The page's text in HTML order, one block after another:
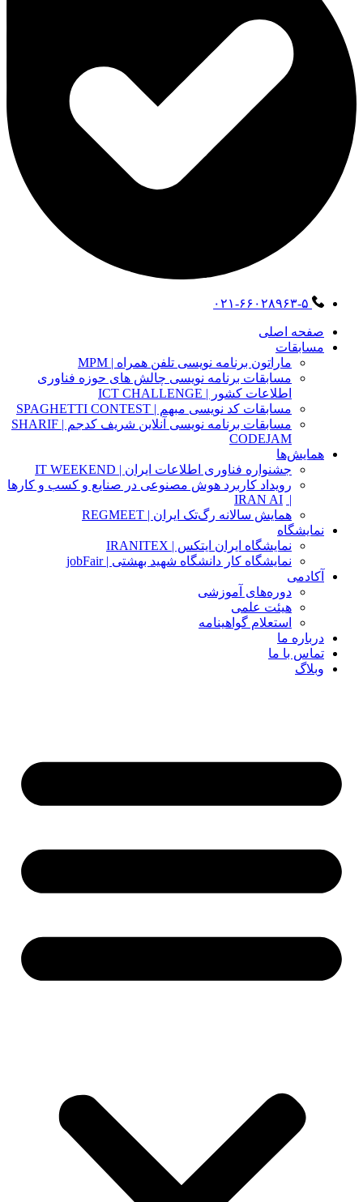
۰۲۱-۶۶۰۲۸۹۶۳-۵
صفحه اصلی
مسابقات
ماراتون برنامه نویسی تلفن همراه | MPM
مسابقات برنامه نویسی چالش های حوزه فناوری
اطلاعات کشور | ICT CHALLENGE
مسابقات کد نویسی مبهم | SPAGHETTI CONTEST
مسابقات برنامه نویسی آنلاین شریف کدجم | SHARIF
CODEJAM
همایش‌ها
جشنواره فناوری اطلاعات ایران | IT WEEKEND
رویداد کاربرد هوش مصنوعی در صنایع و کسب و کارها
|
IRAN AI
همایش سالانه رگ‌تک ایران | REGMEET
نمایشگاه
نمایشگاه ایران ایتکس | IRANITEX
نمایشگاه کار دانشگاه شهید بهشتی | jobFair
آکادمی
دوره‌های آموزشی
هیئت علمی
استعلام گواهینامه
درباره ما
تماس با ما
وبلاگ